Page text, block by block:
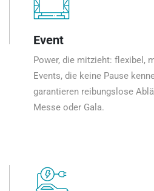
Event
Power, die mitzieht: flexibel,
Events, die keine Pause
garantieren reibungslose
Messe oder Gala.